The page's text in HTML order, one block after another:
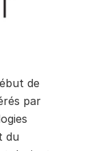
de
par
du